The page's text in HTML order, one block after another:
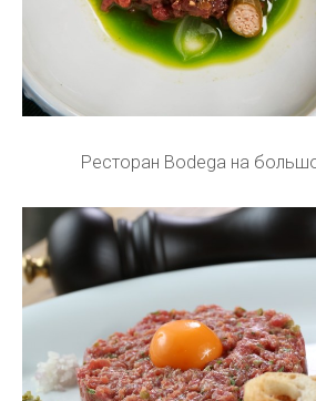
Ресторан Bodega на